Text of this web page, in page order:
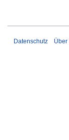
Datenschutz Über